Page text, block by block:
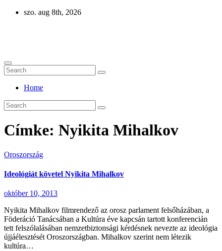
Skip
szo. aug 8th, 2026
Home
Címke: Nyikita Mihalkov
Oroszország
Ideológiát követel Nyikita Mihalkov
október 10, 2013
Nyikita Mihalkov filmrendező az orosz parlament felsőházában, a
Föderáció Tanácsában a Kultúra éve kapcsán tartott konferencián
tett felszólalásában nemzetbiztonsági kérdésnek nevezte az ideológia
újjáélesztését Oroszországban. Mihalkov szerint nem létezik
kultúra…